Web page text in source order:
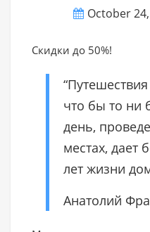
October
Скидки до 50%!
что бы то ни
день,
местах, дает
лет жизни
Анатолий